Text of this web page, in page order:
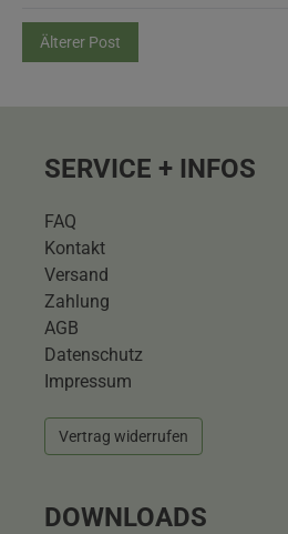
Älterer Post
SERVICE + INFOS
FAQ
Kontakt
Versand
Zahlung
AGB
Datenschutz
Impressum
Vertrag widerrufen
DOWNLOADS